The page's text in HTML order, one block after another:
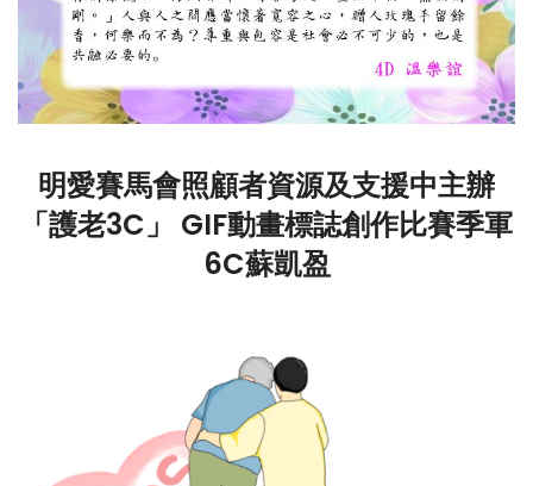
明愛賽馬會照顧者資源及支援中主辦
「護老3C」 GIF動畫標誌創作比賽季軍
6C蘇凱盈